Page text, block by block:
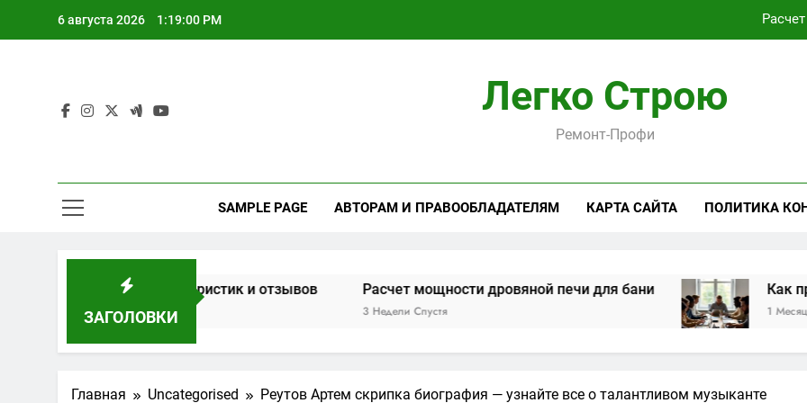
6 августа 2026 1:19:01 PM
Виртуальная платёжная карта за 5 минут без
Критерии выбора пластиковых окон
Как проходит практическая подготовка по
Легко Строю
Ремонт-Профи
SAMPLE PAGE АВТОРАМ И ПРАВООБЛАДАТЕЛЯМ КАРТА САЙТА ПОЛИТИКА
ЗАГОЛОВКИ
характеристик и отзывов Расчет мощности дровяной печи для бани Как проходит
1 Месяц Спустя
Главная Uncategorised Реутов Артем скрипка биография — узнайте все о талантливом музыканте